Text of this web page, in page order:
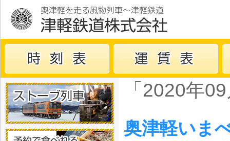
「2020年
奥津軽いま